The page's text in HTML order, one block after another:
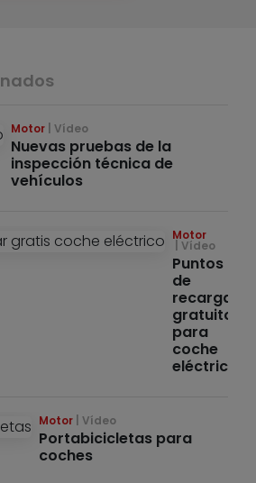
Motor Vídeo
Nuevas pruebas de la
inspección técnica de
vehículos
Motor
Vídeo
Puntos
de
recarga
gratuitos
para
coche
eléctrico
Motor Vídeo
Portabicicletas para
coches